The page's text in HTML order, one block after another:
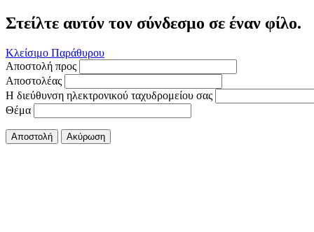
Στείλτε αυτόν τον σύνδεσμο σε έναν φίλο.
Κλείσιμο Παράθυρου
Αποστολή προς
Αποστολέας
Η διεύθυνση ηλεκτρονικού ταχυδρομείου σας
Θέμα
Αποστολή Ακύρωση